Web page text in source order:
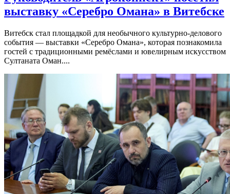
выставку «Серебро Омана» в Витебске
Витебск стал площадкой для необычного культурно-делового
события — выставки «Серебро Омана», которая познакомила
гостей с традиционными ремёслами и ювелирным искусством
Султаната Оман....